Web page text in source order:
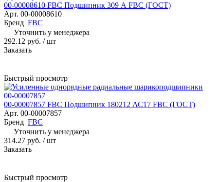
00-00008610 FBC Подшипник 309 А FBC (ГОСТ)
Арт. 00-00008610
Бренд FBC
Уточнить у менеджера
292.12 руб. / шт
Заказать
Быстрый просмотр
00-00007857 FBC Подшипник 180212 АС17 FBC (ГОСТ)
Арт. 00-00007857
Бренд FBC
Уточнить у менеджера
314.27 руб. / шт
Заказать
Быстрый просмотр